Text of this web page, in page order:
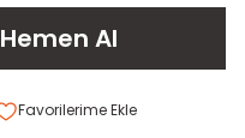
Hemen Al